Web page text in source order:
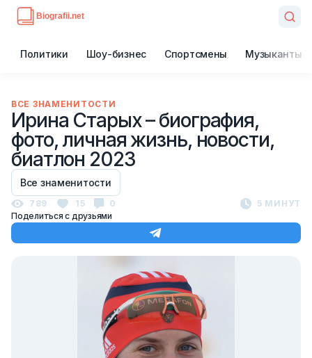
Политики Шоу-бизнес Спортсмены Музыканты
ВСЕ ЗНАМЕНИТОСТИ
Ирина Старых – биография,
фото, личная жизнь, новости,
биатлон 2023
Все знаменитости
789 15 0
5 МИНУТ
Поделиться с друзьями